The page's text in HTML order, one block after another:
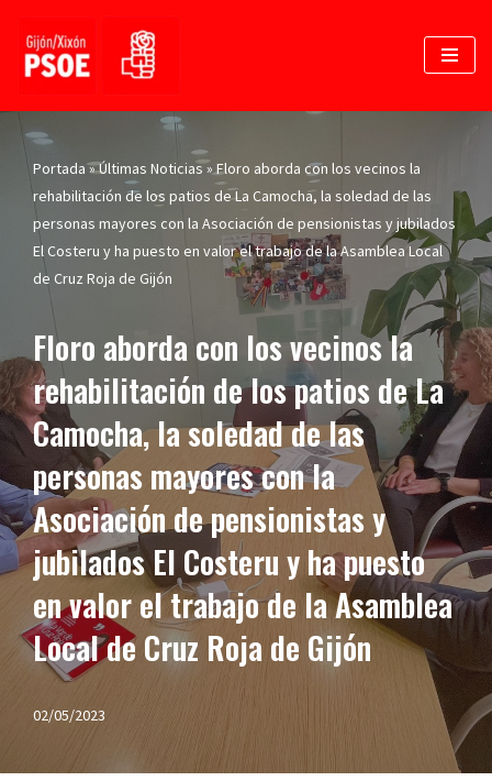
Saltar
contenido
Portada»Últimas Noticias»Floro aborda con los vecinos la
rehabilitación de los patios de La Camocha, la soledad de las
personas mayores con la Asociación de pensionistas y jubilados
El Costeru y ha puesto en valor el trabajo de la Asamblea Local
de Cruz Roja de Gijón
Floro aborda con los vecinos la
rehabilitación de los patios de La
Camocha, la soledad de las
personas mayores con la
Asociación de pensionistas y
jubilados El Costeru y ha puesto
en valor el trabajo de la Asamblea
Local de Cruz Roja de Gijón
02/05/2023